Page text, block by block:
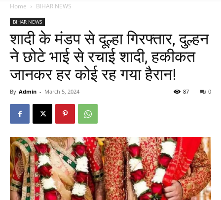
Home BIHAR NEWS
BIHAR NEWS
शादी के मंडप से दूल्हा गिरफ्तार, दुल्हन
ने छोटे भाई से रचाई शादी, हकीकत
जानकर हर कोई रह गया हैरान!
By Admin - March 5, 2024 0
87